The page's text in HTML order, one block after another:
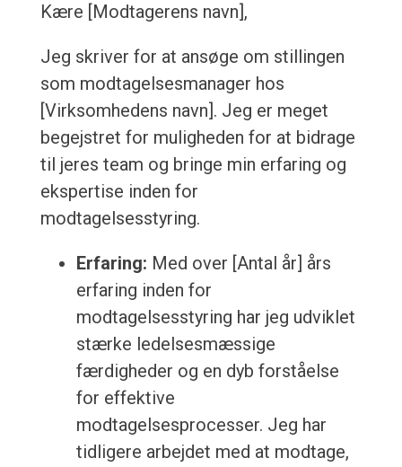
Kære [Modtagerens navn],
Jeg skriver for at ansøge om stillingen
som modtagelsesmanager hos
[Virksomhedens navn]. Jeg er meget
begejstret for muligheden for at bidrage
til jeres team og bringe min erfaring og
ekspertise inden for
modtagelsesstyring.
Erfaring: Med over [Antal år] års
erfaring inden for
modtagelsesstyring har jeg udviklet
stærke ledelsesmæssige
færdigheder og en dyb forståelse
for effektive
modtagelsesprocesser. Jeg har
tidligere arbejdet med at modtage,